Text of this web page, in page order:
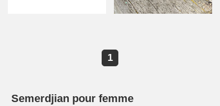
Semerdjian pour femme
1